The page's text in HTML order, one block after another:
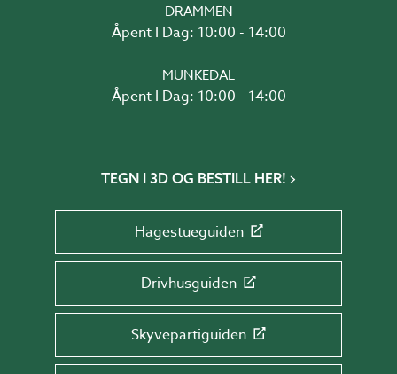
DRAMMEN
Åpent I Dag: 10:00 - 14:00
MUNKEDAL
Åpent I Dag: 10:00 - 14:00
TEGN I 3D OG BESTILL HER!
Hagestueguiden
Drivhusguiden
Skyvepartiguiden